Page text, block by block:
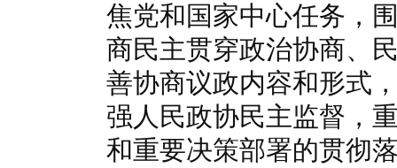
焦党和国家中心任务，
商民主贯穿政治协商、
善协商议政内容和形式
强人民政协民主监督，
和重要决策部署的贯彻